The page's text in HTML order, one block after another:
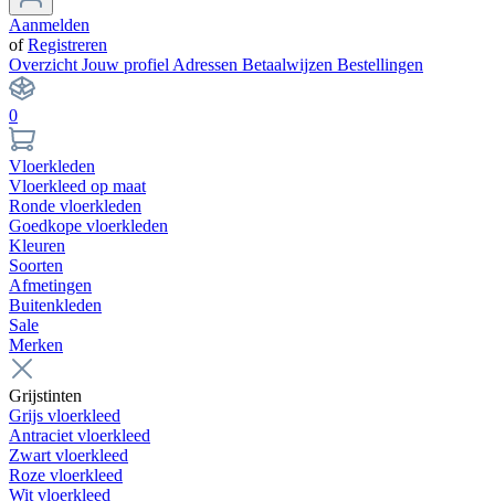
Aanmelden
ofRegistreren
Overzicht Jouw profiel Adressen Betaalwijzen Bestellingen
0
Vloerkleden
Vloerkleed op maat
Ronde vloerkleden
Goedkope vloerkleden
Kleuren
Soorten
Afmetingen
Buitenkleden
Sale
Merken
Grijstinten
Grijs vloerkleed
Antraciet vloerkleed
Zwart vloerkleed
Roze vloerkleed
Wit vloerkleed